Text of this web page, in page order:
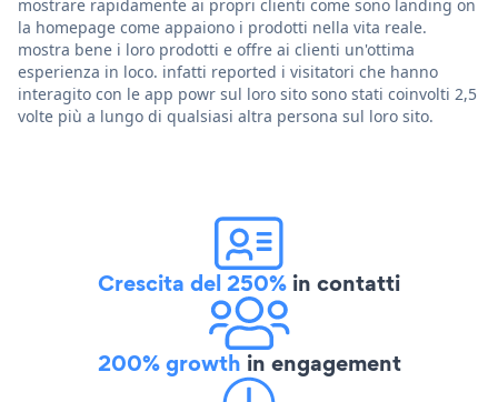
mostrare rapidamente ai propri clienti come sono landing on
la homepage come appaiono i prodotti nella vita reale.
mostra bene i loro prodotti e offre ai clienti un'ottima
esperienza in loco. infatti reported i visitatori che hanno
interagito con le app powr sul loro sito sono stati coinvolti 2,5
volte più a lungo di qualsiasi altra persona sul loro sito.
Crescita del 250% in contatti
200% growth in engagement